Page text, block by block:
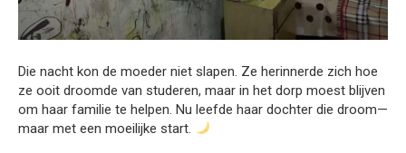
Die nacht kon de moeder niet slapen. Ze herinnerde zich hoe
ze ooit droomde van studeren, maar in het dorp moest blijven
om haar familie te helpen. Nu leefde haar dochter die droom—
maar met een moeilijke start.